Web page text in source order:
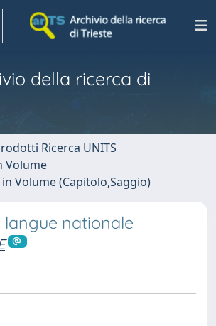
della ricerca di
Ricerca UNITS
Volume
Volume (Capitolo,Saggio)
langue nationale